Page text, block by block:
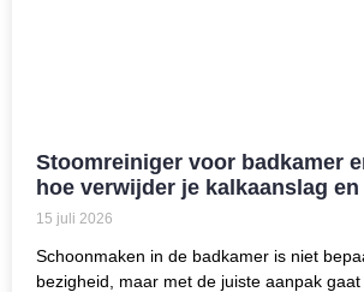
Stoomreiniger voor badkamer
hoe verwijder je kalkaanslag
15 juli 2026
Schoonmaken in de badkamer is niet
bezigheid, maar met de juiste aanpak